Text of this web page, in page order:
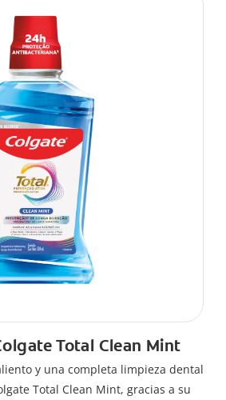
Total Clean Mint
y una completa limpieza dental
Total Clean Mint, gracias a su